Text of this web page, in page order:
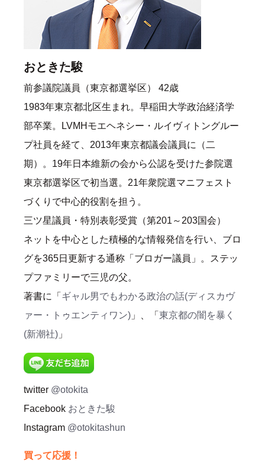
おときた駿
前参議院議員（東京都選挙区） 42歳
1983年東京都北区生まれ。早稲田大学政治経済学
部卒業。LVMHモエヘネシー・ルイヴィトングルー
プ社員を経て、2013年東京都議会議員に（二
期）。19年日本維新の会から公認を受けた参院選
東京都選挙区で初当選。21年衆院選マニフェスト
づくりで中心的役割を担う。
三ツ星議員・特別表彰受賞（第201～203国会）
ネットを中心とした積極的な情報発信を行い、ブロ
グを365日更新する通称「ブロガー議員」。ステッ
プファミリーで三児の父。
著書に「 ギャル男でもわかる政治の話(ディスカヴ
ァー・トゥエンティワン) 」、「 東京都の闇を暴く
(新潮社) 」
twitter @otokita
Facebook おときた駿
Instagram @otokitashun
買って応援！